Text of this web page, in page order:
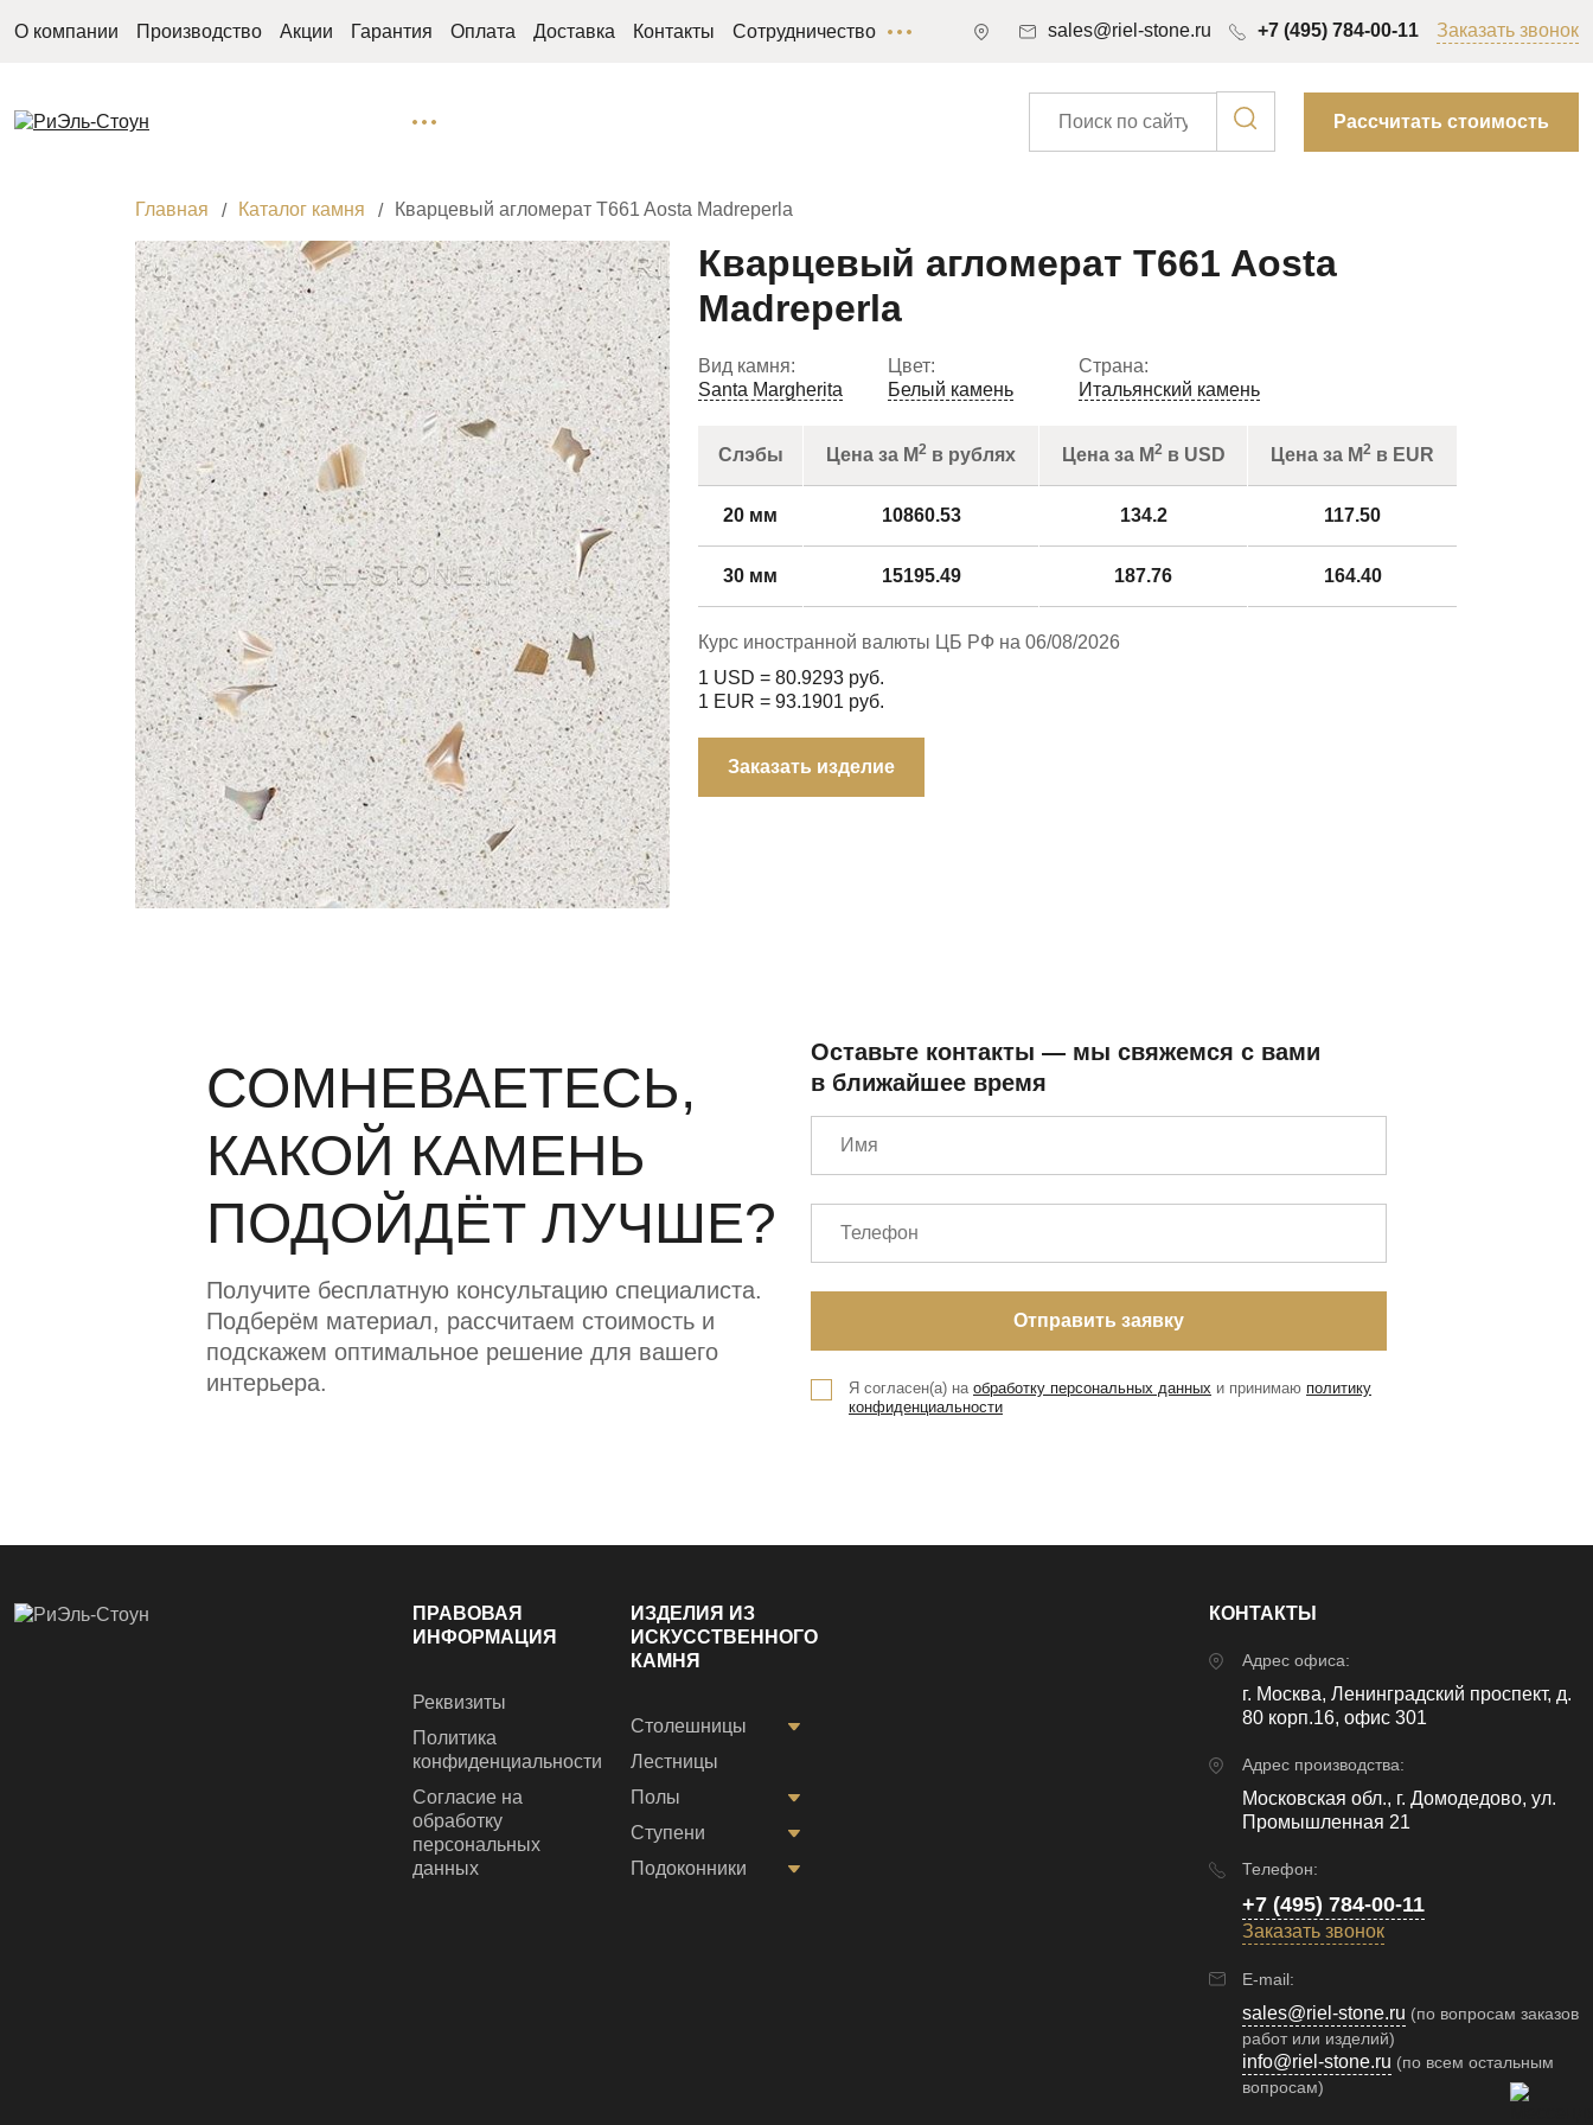
О компании Производство Акции Гарантия Оплата Доставка Контакты Сотрудничество sales@riel-stone.ru +7 (495) 784-00-11 Заказать звонок
Рассчитать стоимость
Главная Каталог камня Кварцевый агломерат T661 Aosta Madreperla
Кварцевый агломерат T661 Aosta
Madreperla
Вид камня:
Santa Margherita
Цвет:
Белый камень
Страна:
Итальянский камень
Слэбы Цена за М2 в рублях Цена за М2в USD Цена за М2 в EUR
20 мм 10860.53 134.2 117.50
30 мм 15195.49 187.76 164.40
Курс иностранной валюты ЦБ РФ на 06/08/2026
1 USD = 80.9293 руб.
1 EUR = 93.1901 руб.
Заказать изделие
СОМНЕВАЕТЕСЬ,
КАКОЙ КАМЕНЬ
ПОДОЙДЁТ ЛУЧШЕ?
Получите бесплатную консультацию специалиста.
Подберём материал, рассчитаем стоимость и
подскажем оптимальное решение для вашего
интерьера.
Оставьте контакты — мы свяжемся с вами
в ближайшее время
Я согласен(а) на обработку персональных данных и принимаю политику
конфиденциальности
ПРАВОВАЯ
ИНФОРМАЦИЯ
Реквизиты
Политика
конфиденциальности
Согласие на
обработку
персональных
данных
ИЗДЕЛИЯ ИЗ
ИСКУССТВЕННОГО
КАМНЯ
Столешницы
Лестницы
Полы
Ступени
Подоконники
КОНТАКТЫ
Адрес офиса:
г. Москва, Ленинградский проспект, д.
80 корп.16, офис 301
Адрес производства:
Московская обл., г. Домодедово, ул.
Промышленная 21
Телефон:
+7 (495) 784-00-11
Заказать звонок
E-mail:
sales@riel-stone.ru (по вопросам заказов
работ или изделий)
info@riel-stone.ru (по всем остальным
вопросам)